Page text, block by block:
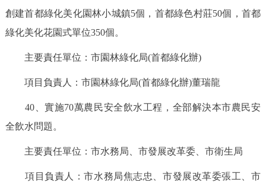
創建首都綠化美化園林小城鎮5個，首都綠色村莊50個，首都
綠化美化花園式單位350個。
主要責任單位：市園林綠化局(首都綠化辦)
項目負責人：市園林綠化局(首都綠化辦)董瑞龍
40、實施70萬農民安全飲水工程，全部解決本市農民安
全飲水問題。
主要責任單位：市水務局、市發展改革委、市衛生局
項目負責人：市水務局焦志忠、市發展改革委張工、市